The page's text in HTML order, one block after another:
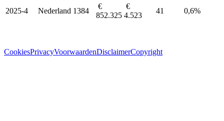
2025-4 Nederland 1384
€
852.325
€
4.523
41 0,6%
CookiesPrivacyVoorwaardenDisclaimerCopyright